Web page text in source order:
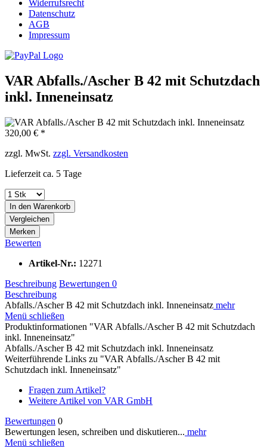
Widerrufsrecht
Datenschutz
AGB
Impressum
VAR Abfalls./Ascher B 42 mit Schutzdach
inkl. Inneneinsatz
320,00 € *
zzgl. MwSt. zzgl. Versandkosten
Lieferzeit ca. 5 Tage
In den Warenkorb
Vergleichen
Merken
Bewerten
Artikel-Nr.: 12271
Beschreibung Bewertungen 0
Beschreibung
Abfalls./Ascher B 42 mit Schutzdach inkl. Inneneinsatz mehr
Menü schließen
Produktinformationen "VAR Abfalls./Ascher B 42 mit Schutzdach
inkl. Inneneinsatz"
Abfalls./Ascher B 42 mit Schutzdach inkl. Inneneinsatz
Weiterführende Links zu "VAR Abfalls./Ascher B 42 mit
Schutzdach inkl. Inneneinsatz"
Fragen zum Artikel?
Weitere Artikel von VAR GmbH
Bewertungen 0
Bewertungen lesen, schreiben und diskutieren... mehr
Menü schließen